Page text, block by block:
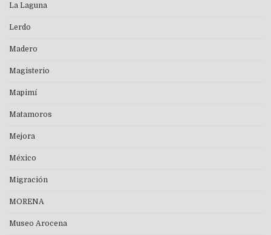
La Laguna
Lerdo
Madero
Magisterio
Mapimí
Matamoros
Mejora
México
Migración
MORENA
Museo Arocena